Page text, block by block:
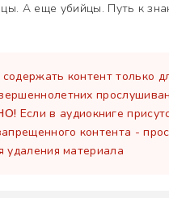
А еще убийцы. Путь к
контент только
Если в аудиокниге
контента -
удаления материала